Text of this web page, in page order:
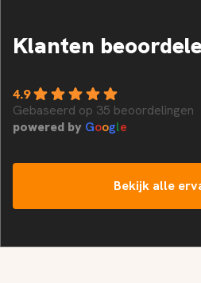
Klanten
4.9
Gebaseerd op 35 beoordelingen
powered by Google
Bekijk alle